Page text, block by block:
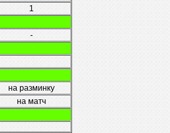
1
-
на разминку
на матч